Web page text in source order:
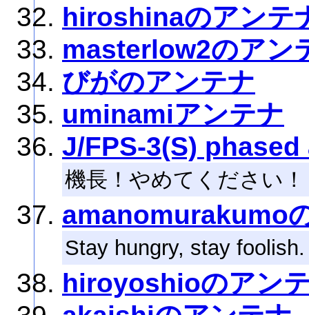
hiroshinaのアンテ
masterlow2のアン
びがのアンテナ
uminamiアンテナ
J/FPS-3(S) phased
機長！やめてください！
amanomurakumo
Stay hungry, stay foolish.
hiroyoshioのアン